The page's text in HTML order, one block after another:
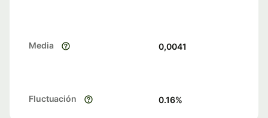
Media 0,0041
Fluctuación 0.16%